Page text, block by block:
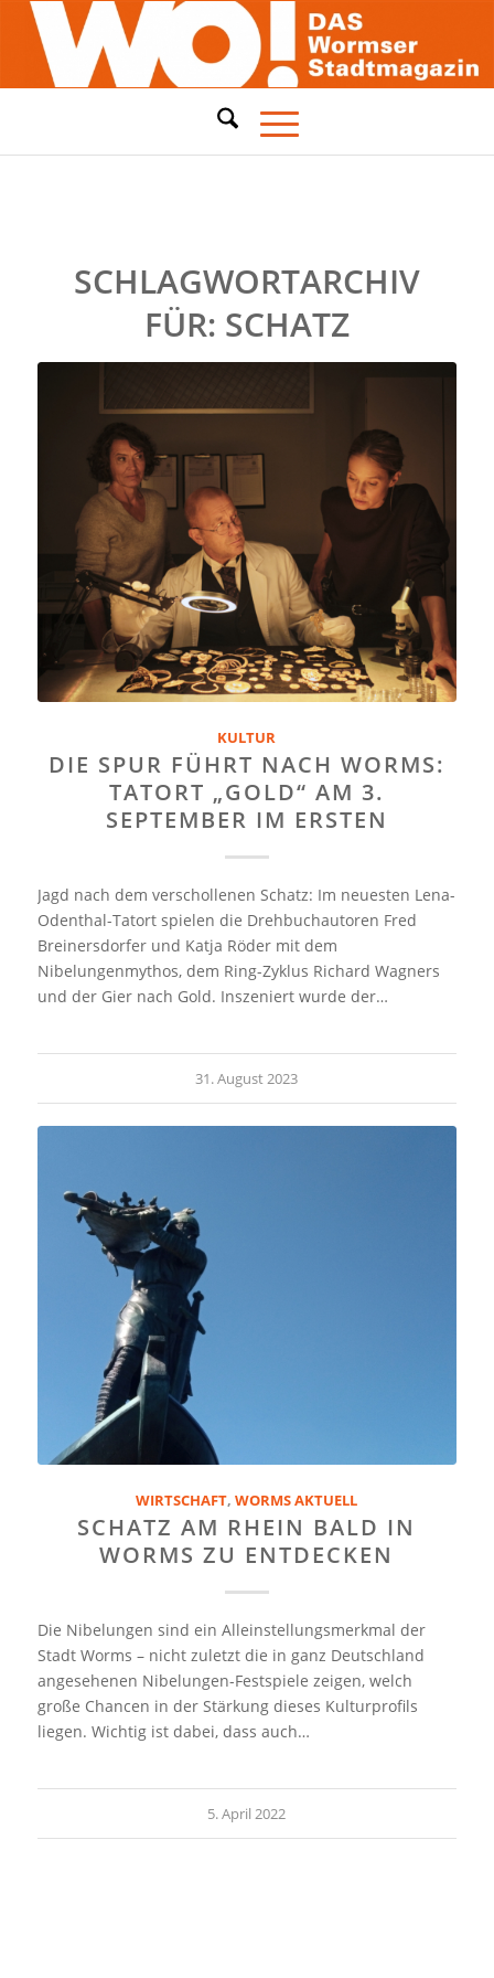
SCHLAGWORTARCHIV
FÜR: SCHATZ
KULTUR
DIE SPUR FÜHRT NACH WORMS:
TATORT „GOLD“ AM 3.
SEPTEMBER IM ERSTEN
Jagd nach dem verschollenen Schatz: Im neuesten Lena-
Odenthal-Tatort spielen die Drehbuchautoren Fred
Breinersdorfer und Katja Röder mit dem
Nibelungenmythos, dem Ring-Zyklus Richard Wagners
und der Gier nach Gold. Inszeniert wurde der…
31. August 2023
WIRTSCHAFT,WORMS AKTUELL
SCHATZ AM RHEIN BALD IN
WORMS ZU ENTDECKEN
Die Nibelungen sind ein Alleinstellungsmerkmal der
Stadt Worms – nicht zuletzt die in ganz Deutschland
angesehenen Nibelungen-Festspiele zeigen, welch
große Chancen in der Stärkung dieses Kulturprofils
liegen. Wichtig ist dabei, dass auch…
5. April 2022